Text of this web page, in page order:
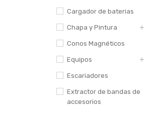
Cargador de baterias
Chapa y Pintura
Conos Magnéticos
Equipos
Escariadores
Extractor de bandas de
accesorios